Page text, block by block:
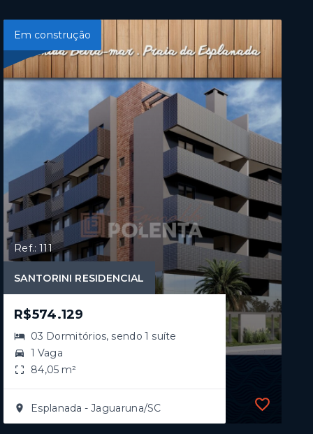
Em construção
Ref.: 111
SANTORINI RESIDENCIAL
R$574.129
03 Dormitórios, sendo 1 suíte
1 Vaga
84,05 m²
Esplanada - Jaguaruna/SC